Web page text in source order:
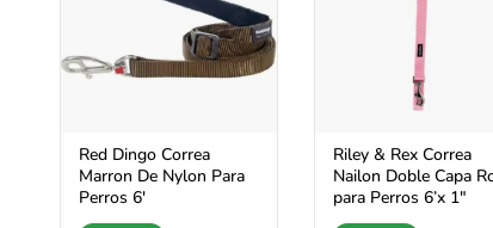
Red Dingo Correa
Marron De Nylon Para
Perros 6′
Riley & Rex Correa
Nailon Doble Capa
para Perros 6’x 1″